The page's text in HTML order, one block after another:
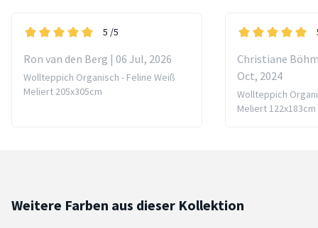
5 /5
Ron van den Berg | 06 Jul, 2026
Wollteppich Organisch - Feline Weiß
Meliert 205x305cm
Christiane
Oct, 2024
Wollteppich
Meliert 122x183cm
Weitere Farben aus dieser Kollektion